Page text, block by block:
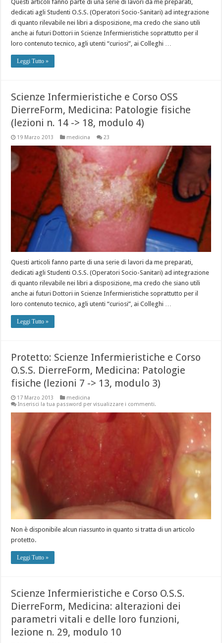
Questi articoli fanno parte di una serie di lavori da me preparati,
dedicati agli Studenti O.S.S. (Operatori Socio-Sanitari) ad integrazione
di quanto rilevabile nei libri a disposizione, ma credo che siano utili
anche ai futuri Dottori in Scienze Infermieristiche soprattutto per il
loro contenuto tecnico, agli utenti “curiosi”, ai Colleghi …
Leggi Tutto »
Scienze Infermieristiche e Corso OSS
DierreForm, Medicina: Patologie fisiche
(lezioni n. 14 -> 18, modulo 4)
19 Marzo 2013 medicina 23
Questi articoli fanno parte di una serie di lavori da me preparati,
dedicati agli Studenti O.S.S. (Operatori Socio-Sanitari) ad integrazione
di quanto rilevabile nei libri a disposizione, ma credo che siano utili
anche ai futuri Dottori in Scienze Infermieristiche soprattutto per il
loro contenuto tecnico, agli utenti “curiosi”, ai Colleghi …
Leggi Tutto »
Protetto: Scienze Infermieristiche e Corso
O.S.S. DierreForm, Medicina: Patologie
fisiche (lezioni 7 -> 13, modulo 3)
17 Marzo 2013
medicina
Inserisci la tua password per visualizzare i commenti.
Non è disponibile alcun riassunto in quanto si tratta di un articolo
protetto.
Leggi Tutto »
Scienze Infermieristiche e Corso O.S.S.
DierreForm, Medicina: alterazioni dei
parametri vitali e delle loro funzioni,
lezione n. 29, modulo 10